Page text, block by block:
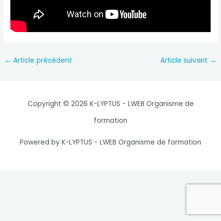
Navigation
← Article précédent Article suivant →
Copyright © 2026 K-LYPTUS - LWEB Organisme de
formation
Powered by K-LYPTUS - LWEB Organisme de formation